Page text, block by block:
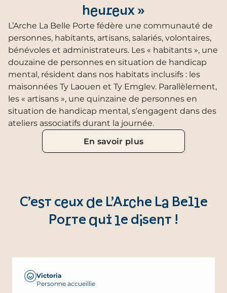
heureux »
L’Arche La Belle Porte fédère une communauté de
personnes, habitants, artisans, salariés, volontaires,
bénévoles et administrateurs. Les « habitants », une
douzaine de personnes en situation de handicap
mental, résident dans nos habitats inclusifs : les
maisonnées Ty Laouen et Ty Emglev. Parallèlement,
les « artisans », une quinzaine de personnes en
situation de handicap mental, s’engagent dans des
ateliers associatifs durant la journée.
En savoir plus
C’est ceux de L’Arche La Belle
Porte qui le disent !
Victoria
Personne accueillie